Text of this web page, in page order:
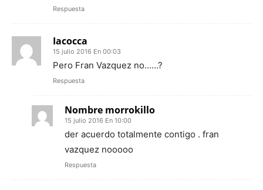
Respuesta
Iacocca
15 julio 2016 En 00:03
Pero Fran Vazquez no……?
Respuesta
Nombre morrokillo
15 julio 2016 En 10:00
der acuerdo totalmente contigo . fran
vazquez nooooo
Respuesta